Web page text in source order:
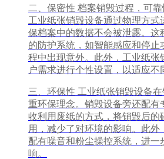
二、保密性 档案销毁过程，可靠
工业纸张销毁设备通过物理方式
保档案中的数据不会被泄露。这
的防护系统，如智能感应和停止
程中出现意外。此外，工业纸张
户需求进行个性设置，以适应不
三、环保性 工业纸张销毁设备
重环保理念。销毁设备旁还配有
收利用废纸的方式，将销毁后的
用，减少了对环境的影响。此
配有噪音和粉尘操控系统，进一
响。